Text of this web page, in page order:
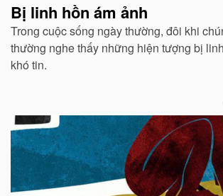
Bị linh hồn ám ảnh
Trong cuộc sống ngày thường, đôi khi
thường nghe thấy những hiện tượng bị
khó tin.